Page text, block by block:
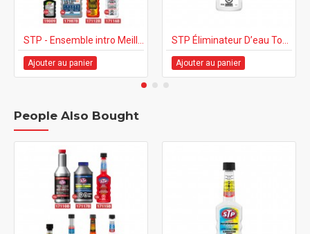
Ajouter au panier Ajouter au panier
People Also Bought